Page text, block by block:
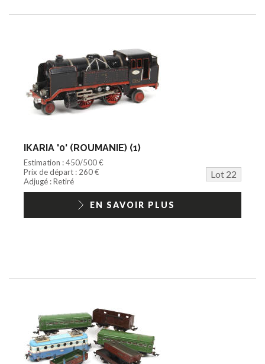
IKARIA '0' (ROUMANIE) (1)
Estimation : 450/500 €
Prix de départ : 260 €
Lot 22
Adjugé : Retiré
EN SAVOIR PLUS